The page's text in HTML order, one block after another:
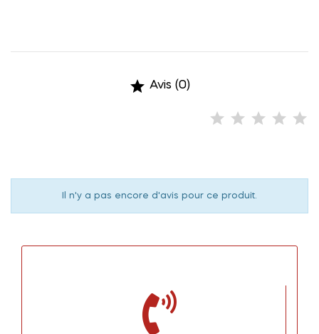
 Avis (0)
Il n'y a pas encore d'avis pour ce produit.